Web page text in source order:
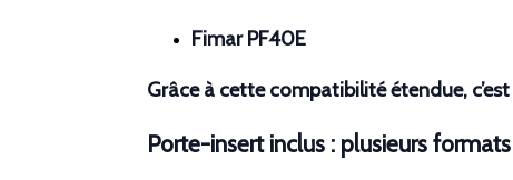
Fimar PF40E
Grâce à cette compatibilité étendue,
Porte-insert inclus : plusieurs